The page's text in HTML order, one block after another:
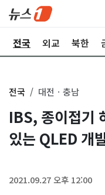
전국 외교 북한
전국 대전ㆍ충남
IBS, 종이접기
있는 QLED 개
2021.09.27 오후 12:00